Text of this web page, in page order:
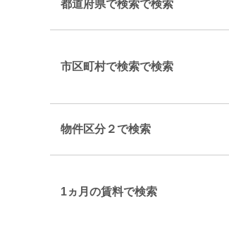
都道府県で検索で検索
市区町村で検索で検索
物件区分２で検索
1ヵ月の賃料で検索